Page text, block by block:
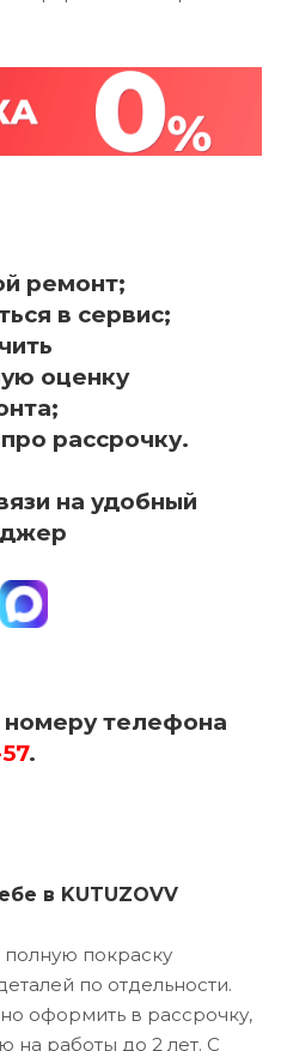
ремонт;
в сервис;
оценку
рассрочку.
на удобный
номеру телефона
.
в KUTUZOVV
покраску
по отдельности.
оформить в рассрочку,
на работы до 2 лет. С